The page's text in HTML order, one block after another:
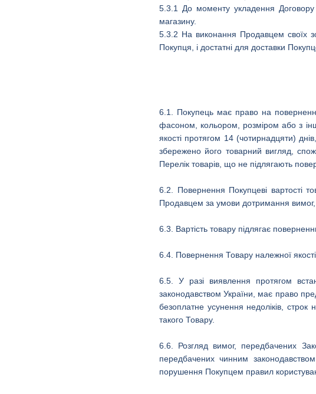
5.3.1 До моменту укладення Договору
магазину.
5.3.2 На виконання Продавцем своїх
Покупця, і достатні для доставки
6.1. Покупець має право на
фасоном, кольором, розміром або з
якості протягом 14 (чотирнадцяти)
збережено його товарний вигляд,
Перелік товарів, що не підлягають
6.2. Повернення Покупцеві вартості
Продавцем за умови дотримання
6.3. Вартість товару підлягає
6.4. Повернення Товару належної
6.5. У разі виявлення протягом
законодавством України, має право
безоплатне усунення недоліків,
такого Товару.
6.6. Розгляд вимог, передбачених
передбачених чинним
порушення Покупцем правил